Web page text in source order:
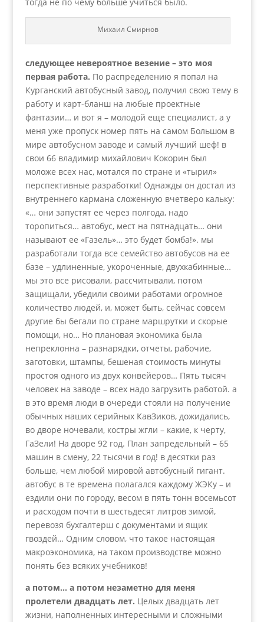
Михаил Смирнов
следующее невероятное везение – это моя
первая работа. По распределению я попал на
Курганский автобусный завод, получил свою тему в
работу и карт-бланш на любые проектные
фантазии… и вот я – молодой еще специалист, а у
меня уже пропуск номер пять на самом Большом в
мире автобусном заводе и самый лучший шеф! в
свои 66 владимир михайлович Кокорин был
моложе всех нас, мотался по стране и «тырил»
перспективные разработки! Однажды он достал из
внутреннего кармана сложенную вчетверо кальку:
«… они запустят ее через полгода, надо
торопиться… автобус, мест на пятнадцать… они
называют ее «Газель»… это будет бомба!». мы
разработали тогда все семейство автобусов на ее
базе – удлиненные, укороченные, двухкабинные…
мы это все рисовали, рассчитывали, потом
защищали, убедили своими работами огромное
количество людей, и, может быть, сейчас совсем
другие бы бегали по стране маршрутки и скорые
помощи, но… Но плановая экономика была
непреклонна – разнарядки, отчеты, рабочие,
заготовки, штампы, бешеная стоимость минуты
простоя одного из двух конвейеров… Пять тысяч
человек на заводе – всех надо загрузить работой. а
в это время люди в очереди стояли на получение
обычных наших серийных КавЗиков, дожидались,
во дворе ночевали, костры жгли – какие, к черту,
ГаЗели! На дворе 92 год. План запредельный – 65
машин в смену, 22 тысячи в год! в десятки раз
больше, чем любой мировой автобусный гигант.
автобус в те времена полагался каждому ЖЭКу – и
ездили они по городу, весом в пять тонн восемьсот
и расходом почти в шестьдесят литров зимой,
перевозя бухгалтерш с документами и ящик
гвоздей… Одним словом, что такое настоящая
макроэкономика, на таком производстве можно
понять без всяких учебников!
а потом… а потом незаметно для меня
пролетели двадцать лет. Целых двадцать лет
жизни, наполненных интересными и сложными